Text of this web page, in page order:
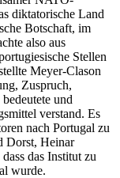
diktatorische Land
Botschaft, im
also aus
Stellen
Meyer-Clason
Zuspruch,
und
verstand. Es
nach Portugal zu
Dorst, Heinar
das Institut zu
wurde.